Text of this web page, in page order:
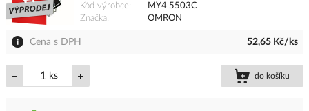
Kód výrobce
MY4 5503C
Značka
OMRON
Cena s DPH 52,65 Kč/ks
ks do košíku